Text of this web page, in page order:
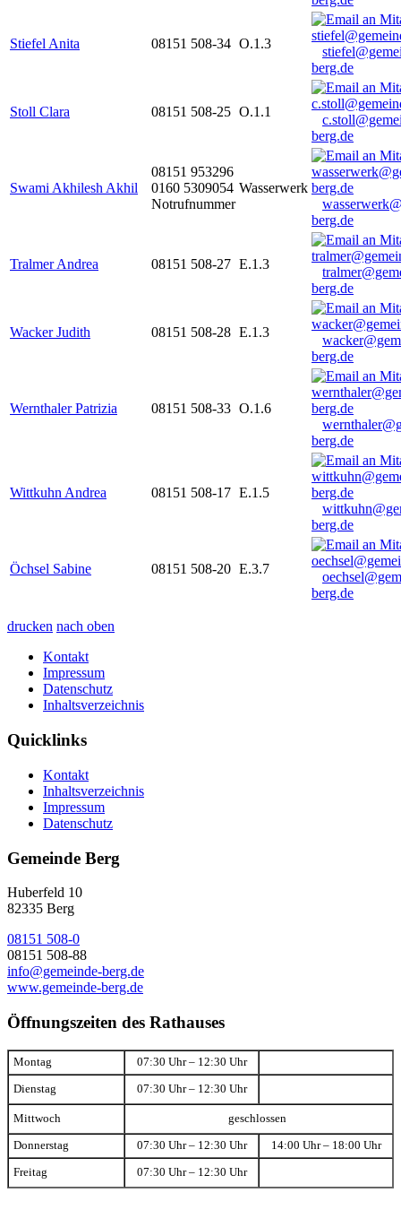
Stiefel Anita 08151 508-34 O.1.3
berg.de
Stoll Clara 08151 508-25 O.1.1
berg.de
Swami Akhilesh Akhil
08151 953296
0160 5309054
Notrufnummer
Wasserwerk
berg.de
Tralmer Andrea 08151 508-27 E.1.3
berg.de
Wacker Judith 08151 508-28 E.1.3
berg.de
Wernthaler Patrizia 08151 508-33 O.1.6
berg.de
Wittkuhn Andrea 08151 508-17 E.1.5
berg.de
Öchsel Sabine 08151 508-20 E.3.7
berg.de
drucken nach oben
Kontakt
Impressum
Datenschutz
Inhaltsverzeichnis
Quicklinks
Kontakt
Inhaltsverzeichnis
Impressum
Datenschutz
Gemeinde Berg
Huberfeld 10
82335 Berg
08151 508-0
08151 508-88
info@gemeinde-berg.de
www.gemeinde-berg.de
Öffnungszeiten des Rathauses
Montag 07:30 Uhr – 12:30 Uhr
Dienstag 07:30 Uhr – 12:30 Uhr
Mittwoch geschlossen
Donnerstag 07:30 Uhr – 12:30 Uhr 14:00 Uhr – 18:00 Uhr
Freitag 07:30 Uhr – 12:30 Uhr